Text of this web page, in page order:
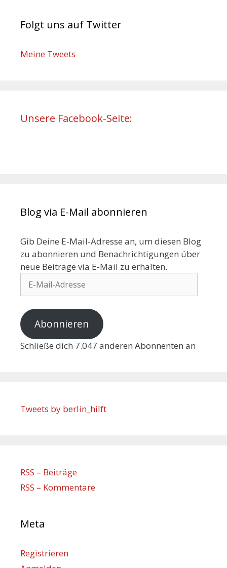
Folgt uns auf Twitter
Meine Tweets
Unsere Facebook-Seite:
Blog via E-Mail abonnieren
Gib Deine E-Mail-Adresse an, um diesen Blog
zu abonnieren und Benachrichtigungen über
neue Beiträge via E-Mail zu erhalten.
Mail-
Abonnieren
Schließe dich 7.047 anderen Abonnenten an
Tweets by berlin_hilft
RSS – Beiträge
RSS – Kommentare
Meta
Registrieren